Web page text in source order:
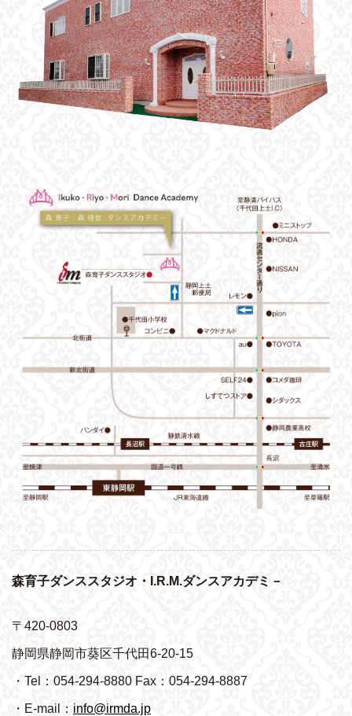
森育子ダンススタジオ・I.R.M.ダンスアカデミ－
〒420-0803
静岡県静岡市葵区千代田6-20-15
・Tel：054-294-8880 Fax：054-294-8887
・E-mail： info@irmda.jp